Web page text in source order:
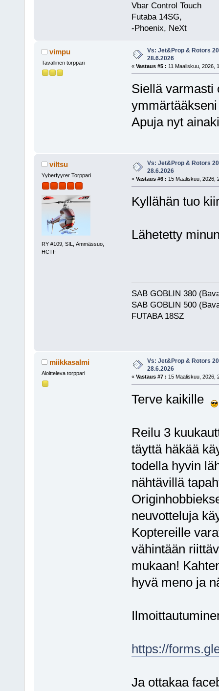
Vbar Control Touch
Futaba 14SG,
-Phoenix, NeXt
vimpu
Tavallinen torppari
Vs: Jet&Prop & Rotors
28.6.2026
« Vastaus #5 : 11 Maaliskuu, 2026,
Siellä varmasti
Apuja nyt
viltsu
Yyberfyyrer Torppari
RY #109, SIL, Ämmässuo,
HCTF
Vs: Jet&Prop & Rotors
28.6.2026
« Vastaus #6 : 15 Maaliskuu, 2026,
Kyllähän tuo
Lähetetty
SAB GOBLIN 380
SAB GOBLIN 500
FUTABA 18SZ
miikkasalmi
Aloitteleva torppari
Vs: Jet&Prop & Rotors
28.6.2026
« Vastaus #7 : 15 Maaliskuu, 2026,
Terve kaikille
Reilu 3
täyttä häkää
todella hyvin
nähtävillä
neuvotteluja
Koptereille
vähintään
mukaan!
hyvä meno ja
https://
Ja ottakaa